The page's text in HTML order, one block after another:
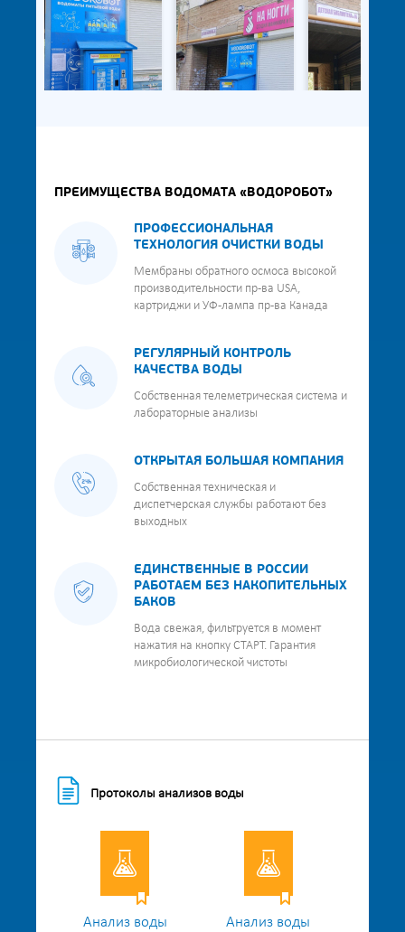
ПРЕИМУЩЕСТВА ВОДОМАТА «ВОДОРОБОТ»
ПРОФЕССИОНАЛЬНАЯ
ТЕХНОЛОГИЯ ОЧИСТКИ ВОДЫ
Мембраны обратного осмоса высокой
производительности пр-ва USA,
картриджи и УФ-лампа пр-ва Канада
РЕГУЛЯРНЫЙ КОНТРОЛЬ
КАЧЕСТВА ВОДЫ
Собственная телеметрическая система и
лабораторные анализы
ОТКРЫТАЯ БОЛЬШАЯ КОМПАНИЯ
Собственная техническая и
диспетчерская службы работают без
выходных
ЕДИНСТВЕННЫЕ В РОССИИ
РАБОТАЕМ БЕЗ НАКОПИТЕЛЬНЫХ
БАКОВ
Вода свежая, фильтруется в момент
нажатия на кнопку СТАРТ. Гарантия
микробиологической чистоты
Протоколы анализов воды
Анализ воды Анализ воды